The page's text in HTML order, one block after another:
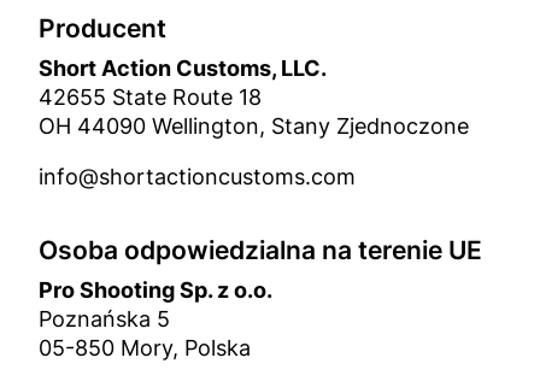
Producent
Short Action Customs, LLC.
42655 State Route 18
OH 44090 Wellington, Stany Zjednoczone
info@shortactioncustoms.com
Osoba odpowiedzialna na terenie UE
Pro Shooting Sp. z o.o.
Poznańska 5
05-850 Mory, Polska